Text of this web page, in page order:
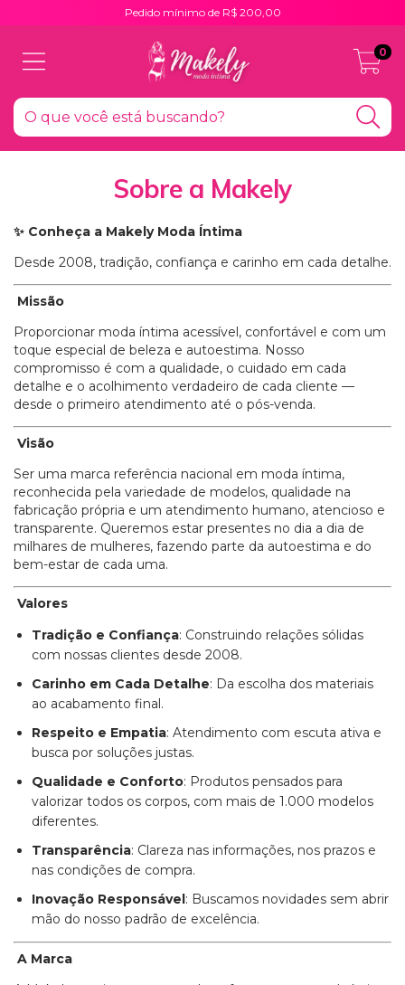
Pedido mínimo de R$ 200,00
0
Sobre a Makely
✨ Conheça a Makely Moda Íntima
Desde 2008, tradição, confiança e carinho em cada detalhe.
Missão
Proporcionar moda íntima acessível, confortável e com um
toque especial de beleza e autoestima. Nosso
compromisso é com a qualidade, o cuidado em cada
detalhe e o acolhimento verdadeiro de cada cliente —
desde o primeiro atendimento até o pós-venda.
Visão
Ser uma marca referência nacional em moda íntima,
reconhecida pela variedade de modelos, qualidade na
fabricação própria e um atendimento humano, atencioso e
transparente. Queremos estar presentes no dia a dia de
milhares de mulheres, fazendo parte da autoestima e do
bem-estar de cada uma.
Valores
Tradição e Confiança: Construindo relações sólidas
com nossas clientes desde 2008.
Carinho em Cada Detalhe: Da escolha dos materiais
ao acabamento final.
Respeito e Empatia: Atendimento com escuta ativa e
busca por soluções justas.
Qualidade e Conforto: Produtos pensados para
valorizar todos os corpos, com mais de 1.000 modelos
diferentes.
Transparência: Clareza nas informações, nos prazos e
nas condições de compra.
Inovação Responsável: Buscamos novidades sem abrir
mão do nosso padrão de excelência.
A Marca